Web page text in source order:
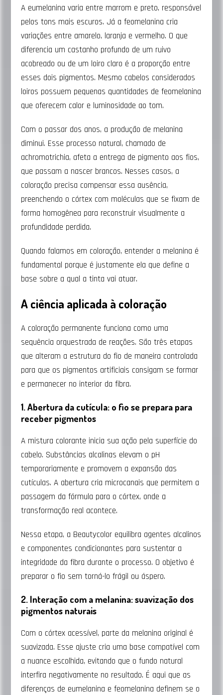
A eumelanina varia entre marrom e preto, responsável
pelos tons mais escuros. Já a feomelanina cria
variações entre amarelo, laranja e vermelho. O que
diferencia um castanho profundo de um ruivo
acobreado ou de um loiro claro é a proporção entre
esses dois pigmentos. Mesmo cabelos considerados
loiros possuem pequenas quantidades de feomelanina
que oferecem calor e luminosidade ao tom.
Com o passar dos anos, a produção de melanina
diminui. Esse processo natural, chamado de
achromotrichia, afeta a entrega de pigmento aos fios,
que passam a nascer brancos. Nesses casos, a
coloração precisa compensar essa ausência,
preenchendo o córtex com moléculas que se fixam de
forma homogênea para reconstruir visualmente a
profundidade perdida.
Quando falamos em coloração, entender a melanina é
fundamental porque é justamente ela que define a
base sobre a qual a tinta vai atuar.
A ciência aplicada à coloração
A coloração permanente funciona como uma
sequência orquestrada de reações. São três etapas
que alteram a estrutura do fio de maneira controlada
para que os pigmentos artificiais consigam se formar
e permanecer no interior da fibra.
1. Abertura da cutícula: o fio se prepara para
receber pigmentos
A mistura colorante inicia sua ação pela superfície do
cabelo. Substâncias alcalinas elevam o pH
temporariamente e promovem a expansão das
cutículas. A abertura cria microcanais que permitem a
passagem da fórmula para o córtex, onde a
transformação real acontece.
Nessa etapa, a Beautycolor equilibra agentes alcalinos
e componentes condicionantes para sustentar a
integridade da fibra durante o processo. O objetivo é
preparar o fio sem torná-lo frágil ou áspero.
2. Interação com a melanina: suavização dos
pigmentos naturais
Com o córtex acessível, parte da melanina original é
suavizada. Esse ajuste cria uma base compatível com
a nuance escolhida, evitando que o fundo natural
interfira negativamente no resultado. É aqui que as
diferenças de eumelanina e feomelanina definem se o